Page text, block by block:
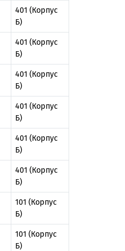
401 (Корпус
Б)
401 (Корпус
Б)
401 (Корпус
Б)
401 (Корпус
Б)
401 (Корпус
Б)
401 (Корпус
Б)
101 (Корпус
Б)
101 (Корпус
Б)